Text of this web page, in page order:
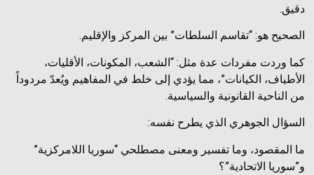
دقيق.
الصحيح هو: “تقاسم السلطات” بين المركز والإقليم.
كما وردت مفردات عدة مثل: “الشعب، المكونات، الأقليات،
الأطياف، الكيانات”، مما يؤدي إلى خلط في المفاهيم ويُعدّ مردوداً
من الناحية القانونية والسياسية.
السؤال الجوهري الذي يطرح نفسه:
ما المقصود، وما تفسير ومعنى مصطلحي “سوريا اللامركزية”
و”سوريا الاتحادية”؟